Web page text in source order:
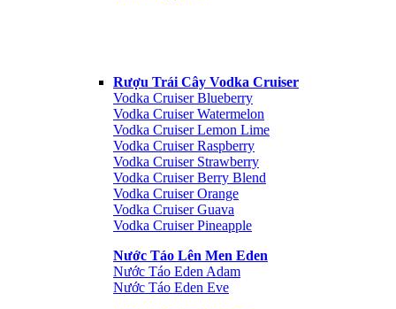
Rượu Trái Cây Vodka Cruiser
Vodka Cruiser Blueberry
Vodka Cruiser Watermelon
Vodka Cruiser Lemon Lime
Vodka Cruiser Raspberry
Vodka Cruiser Strawberry
Vodka Cruiser Berry Blend
Vodka Cruiser Orange
Vodka Cruiser Guava
Vodka Cruiser Pineapple
Nước Táo Lên Men Eden
Nước Táo Eden Adam
Nước Táo Eden Eve